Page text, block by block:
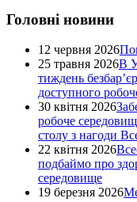
Головні новини
12 червня 2026
25 травня 2026В
тиждень
доступного
30 квітня 2026
робоче
столу з нагоди
22 квітня 2026
подбаймо про
середовище
19 березня 2026